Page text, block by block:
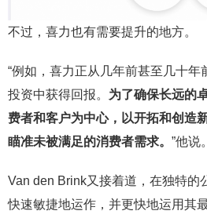
不过，喜力也有需要提升的地方。
“例如，喜力正从几年前甚至几十
投资中获得回报。 为了确保长远的
费者和客户为中心，以开拓和创造
瞄准未被满足的消费者需求。 ”他说。
Van den Brink又接着道，在独特的
快速敏捷地运作，并更快地运用其